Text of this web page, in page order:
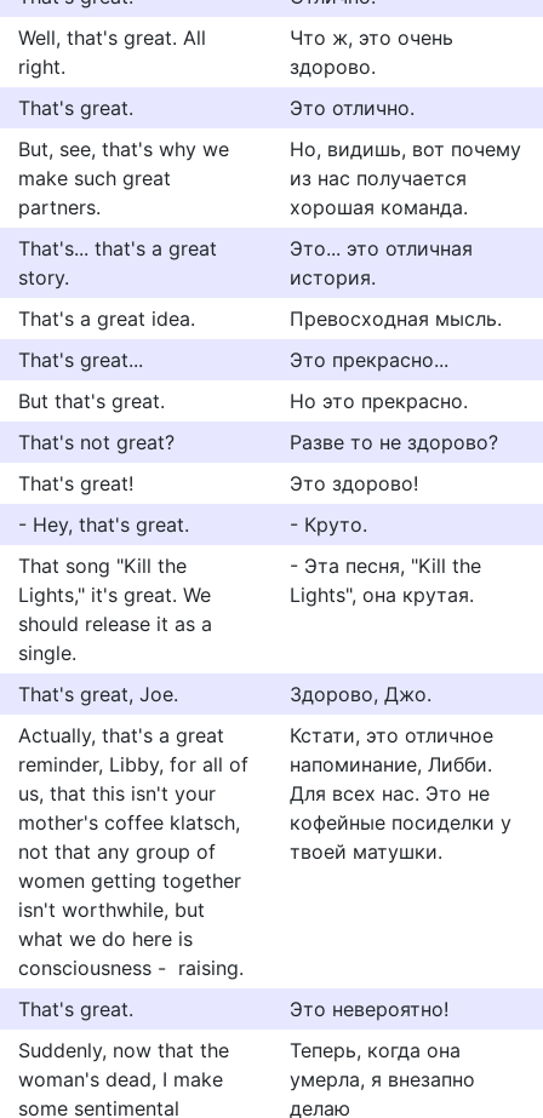
Well, that's great. All
right.
Что ж, это очень
здорово.
That's great.
Это отлично.
But, see, that's why we
make such great
partners.
Но, видишь, вот почему
из нас получается
хорошая команда.
That's... that's a great
story.
Это... это отличная
история.
That's a great idea.
Превосходная мысль.
That's great...
Это прекрасно...
But that's great.
Но это прекрасно.
That's not great?
Разве то не здорово?
That's great!
Это здорово!
- Hey, that's great.
- Круто.
That song "Kill the
Lights," it's great. We
should release it as a
single.
- Эта песня, "Kill the
Lights", она крутая.
That's great, Joe.
Здорово, Джо.
Actually, that's a great
reminder, Libby, for all of
us, that this isn't your
mother's coffee klatsch,
not that any group of
women getting together
isn't worthwhile, but
what we do here is
consciousness -  raising.
Кстати, это отличное
напоминание, Либби.
Для всех нас. Это не
кофейные посиделки у
твоей матушки.
That's great.
Это невероятно!
Suddenly, now that the
woman's dead, I make
some sentimental
Теперь, когда она
умерла, я внезапно
делаю